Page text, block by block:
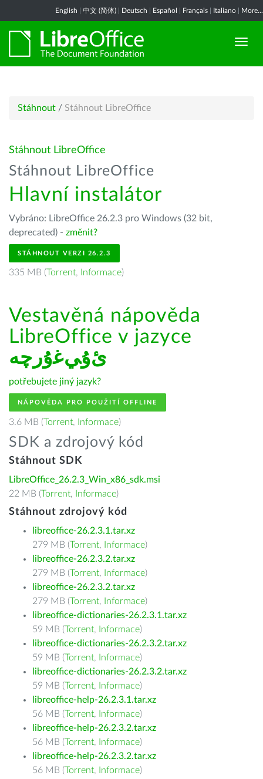
English 中文 (简体) Deutsch Español Français Italiano More...
Stáhnout / Stáhnout LibreOffice
Stáhnout LibreOffice
Stáhnout LibreOffice
Hlavní instalátor
Vybráno: LibreOffice 26.2.3 pro Windows (32 bit,
deprecated) - změnit?
STÁHNOUT VERZI 26.2.3
335 MB (Torrent, Informace)
Vestavěná nápověda
LibreOffice v jazyce
ﺉۇﻲﻏۇﺭچە
potřebujete jiný jazyk?
NÁPOVĚDA PRO POUŽITÍ OFFLINE
3.6 MB (Torrent, Informace)
SDK a zdrojový kód
Stáhnout SDK
LibreOffice_26.2.3_Win_x86_sdk.msi
22 MB (Torrent, Informace)
Stáhnout zdrojový kód
libreoffice-26.2.3.1.tar.xz
279 MB (Torrent, Informace)
libreoffice-26.2.3.2.tar.xz
279 MB (Torrent, Informace)
libreoffice-26.2.3.2.tar.xz
279 MB (Torrent, Informace)
libreoffice-dictionaries-26.2.3.1.tar.xz
59 MB (Torrent, Informace)
libreoffice-dictionaries-26.2.3.2.tar.xz
59 MB (Torrent, Informace)
libreoffice-dictionaries-26.2.3.2.tar.xz
59 MB (Torrent, Informace)
libreoffice-help-26.2.3.1.tar.xz
56 MB (Torrent, Informace)
libreoffice-help-26.2.3.2.tar.xz
56 MB (Torrent, Informace)
libreoffice-help-26.2.3.2.tar.xz
56 MB (Torrent, Informace)